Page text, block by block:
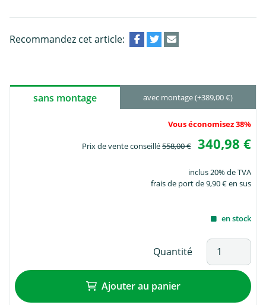
Recommandez cet article:
sans montage avec montage (+389,00 €)
Vous économisez 38%
Prix de vente conseillé558,00 € 340,98 €
inclus 20% de TVA
frais de port de 9,90 € en sus
en stock
Quantité
Ajouter au panier